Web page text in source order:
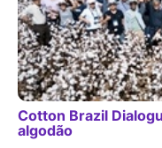
Cotton Brazil
algodão